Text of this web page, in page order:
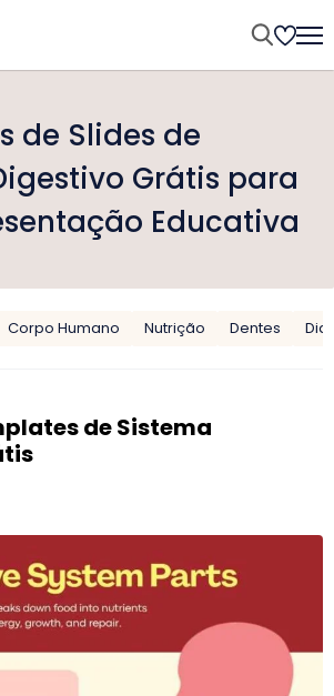
de Slides de
Grátis para
Educativa
Corpo Humano Nutrição Dentes
de Sistema